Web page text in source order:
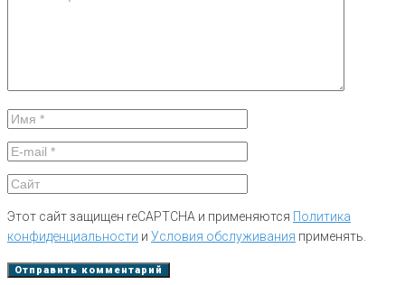
Этот сайт защищен reCAPTCHA и применяются Политика
конфиденциальности и Условия обслуживания применять.